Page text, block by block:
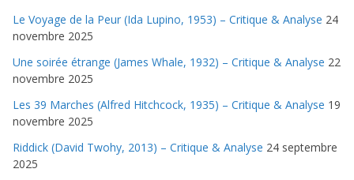
Le Voyage de la Peur (Ida Lupino, 1953) – Critique & Analyse 24
novembre 2025
Une soirée étrange (James Whale, 1932) – Critique & Analyse 22
novembre 2025
Les 39 Marches (Alfred Hitchcock, 1935) – Critique & Analyse 19
novembre 2025
Riddick (David Twohy, 2013) – Critique & Analyse 24 septembre
2025